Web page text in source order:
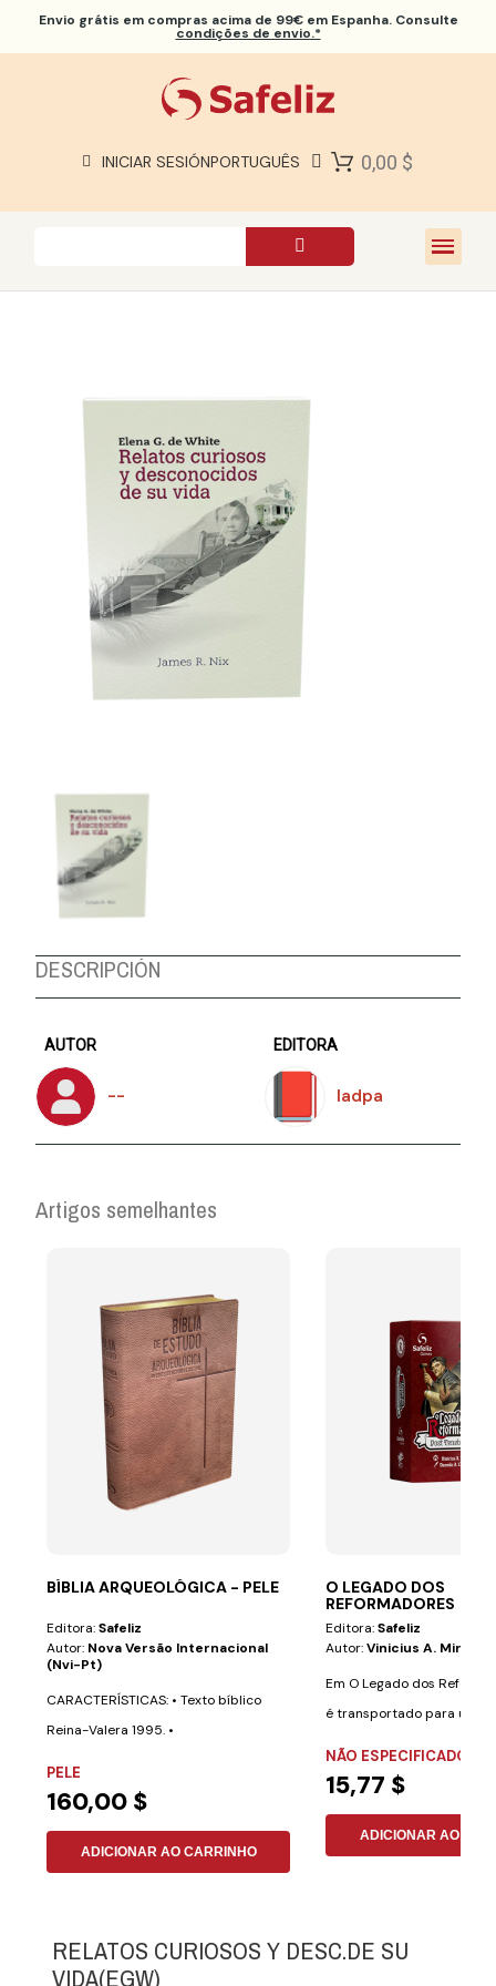
Envio grátis em compras acima de 99€ em Espanha. Consulte
condições de envio.*
INICIAR SESIÓNPORTUGUÊS 0,00 $
SOBRE NÓS
DESCRIPCIÓN
AUTOR
--
EDITORA
Iadpa
Artigos semelhantes
BÍBLIA ARQUEOLÓGICA - PELE
Editora:Safeliz
Autor: Nova Versão Internacional
(nvi-Pt)
CARACTERÍSTICAS: • Texto bíblico
Reina-Valera 1995. •
PELE
160,00 $
ADICIONAR AO CARRINHO
O LEGADO DOS
REFORMADORES
Editora:Safeliz
Autor:Vinicius A. Miranda
Em O Legado dos
é transportado para um
NÃO ESPECIFICADO
15,77 $
ADICIONAR AO
RELATOS CURIOSOS Y DESC.DE SU
VIDA(EGW)